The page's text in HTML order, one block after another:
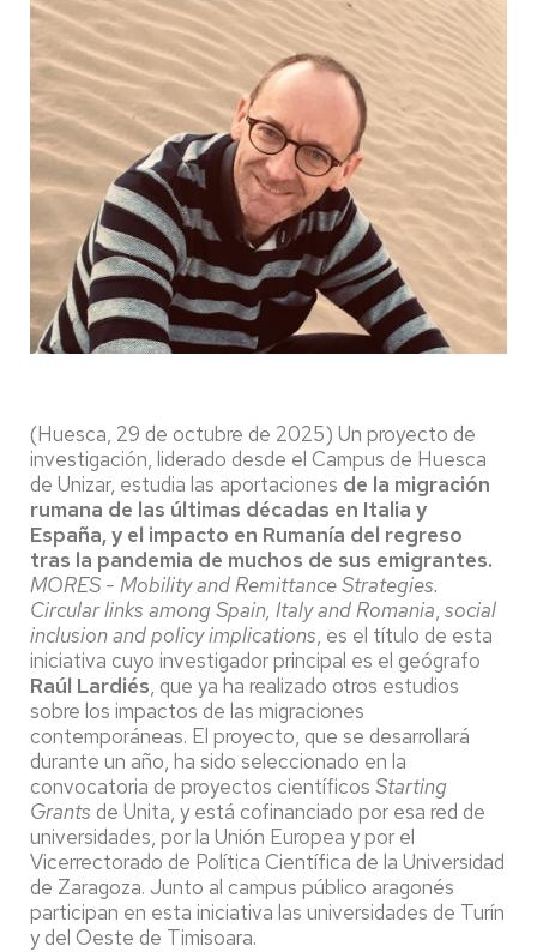
(Huesca, 29 de octubre de 2025) Un proyecto de
investigación, liderado desde el Campus de Huesca
de Unizar, estudia las aportaciones de la migración
rumana de las últimas décadas en Italia y
España, y el impacto en Rumanía del regreso
tras la pandemia de muchos de sus emigrantes.
MORES - Mobility and Remittance Strategies.
Circular links among Spain, Italy and Romania, social
inclusion and policy implications, es el título de esta
iniciativa cuyo investigador principal es el geógrafo
Raúl Lardiés, que ya ha realizado otros estudios
sobre los impactos de las migraciones
contemporáneas. El proyecto, que se desarrollará
durante un año, ha sido seleccionado en la
convocatoria de proyectos científicos Starting
Grants de Unita, y está cofinanciado por esa red de
universidades, por la Unión Europea y por el
Vicerrectorado de Política Científica de la Universidad
de Zaragoza. Junto al campus público aragonés
participan en esta iniciativa las universidades de Turín
y del Oeste de Timisoara.